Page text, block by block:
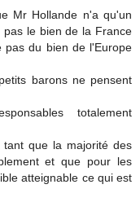
Mr Hollande n'a qu'un
le bien de la France
pas du bien de l'Europe
barons ne pensent
totalement
tant que la majorité des
et que pour les
atteignable ce qui est